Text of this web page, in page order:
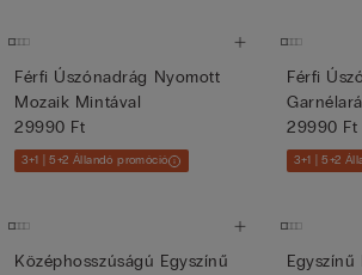
Férfi Úszónadrág Nyomott
Mozaik Mintával
29990 Ft
3+1 | 5+2 Állandó promóció
Férfi
29990 Ft
3+1 | 5+2
Középhosszúságú Egyszínű
Egyszínű